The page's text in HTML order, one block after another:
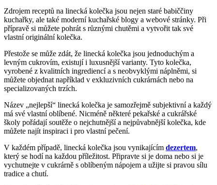
Zdrojem receptů na linecká kolečka jsou nejen staré babiččiny
kuchařky, ale také moderní kuchařské blogy a webové stránky. Při
přípravě si můžete pohrát s různými chutěmi a vytvořit tak své
vlastní originální kolečka.
Přestože se může zdát, že linecká kolečka jsou jednoduchým a
levným cukrovím, existují i luxusnější varianty. Tyto kolečka,
vyrobené z kvalitních ingrediencí a s neobvyklými náplněmi, si
můžete objednat například v exkluzivních cukrárnách nebo na
specializovaných trzích.
Název „nejlepší“ linecká kolečka je samozřejmě subjektivní a každý
má své vlastní oblíbené. Nicméně některé pekařské a cukrářské
školy pořádají soutěže o nejchutnější a nejpůvabnější kolečka, kde
můžete najít inspiraci i pro vlastní pečení.
V každém případě, linecká kolečka jsou vynikajícím dezertem,
který se hodí na každou příležitost. Připravte si je doma nebo si je
vychutnejte v cukrárně s oblíbeným nápojem a užijte si pravou sílu
tradice a chutí.